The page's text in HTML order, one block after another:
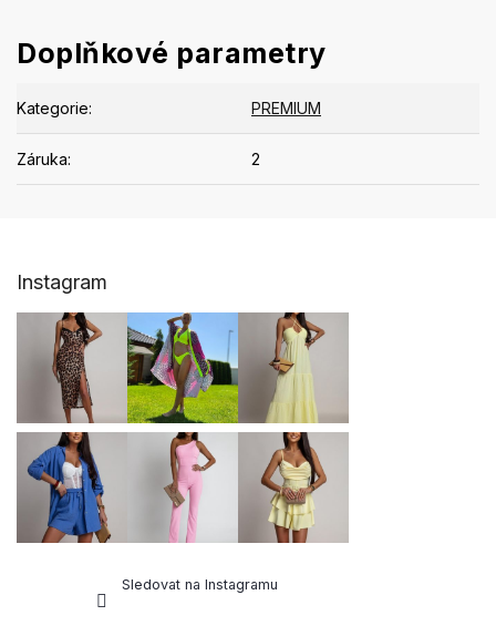
Doplňkové parametry
Kategorie: PREMIUM
Záruka: 2
Instagram
Sledovat na Instagramu